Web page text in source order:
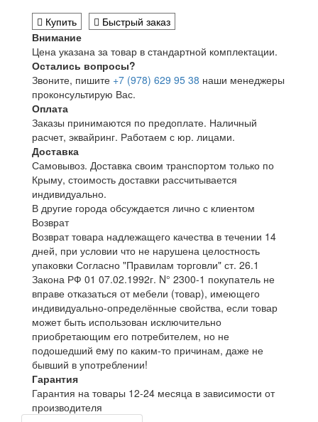
Купить
Быстрый заказ
Внимание
Цена указана за товар в стандартной комплектации.
Остались вопросы?
Звоните, пишите +7 (978) 629 95 38 наши менеджеры
проконсультирую Вас.
Оплата
Заказы принимаются по предоплате. Наличный
расчет, эквайринг. Работаем с юр. лицами.
Доставка
Самовывоз. Доставка своим транспортом только по
Крыму, стоимость доставки рассчитывается
индивидуально.
В другие города обсуждается лично с клиентом
Возврат
Возврат товара надлежащего качества в течении 14
дней, при условии что не нарушена целостность
упаковки Согласно "Правилам торговли" ст. 26.1
Закона РФ 01 07.02.1992г. N° 2300-1 покупатель не
вправе отказаться от мебели (товар), имеющего
индивидуально-определённые свойства, если товар
может быть использован исключительно
приобретающим его потребителем, но не
подошедший eмy по каким-то причинам, даже не
бывший в употреблении!
Гарантия
Гарантия на товары 12-24 месяца в зависимости от
производителя